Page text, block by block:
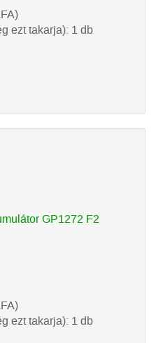
ezt takarja): 1 db
GP1272 F2
ezt takarja): 1 db